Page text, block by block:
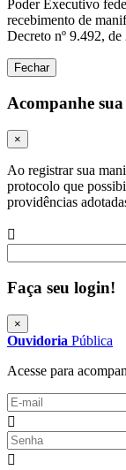
Poder Executivo
recebimento de
Decreto nº 9.492, de
Fechar
Acompanhe
×
Ao registrar sua
protocolo que
providências
Faça seu login!
×
Ouvidoria Pública
Acesse para